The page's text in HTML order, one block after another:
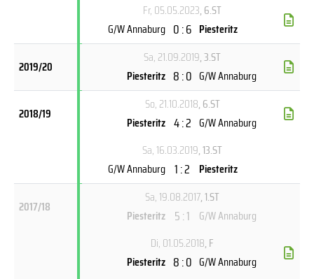
Fr, 05.05.2023, 6.ST
G/W Annaburg 0 : 6 Piesteritz
2019/20
Sa, 21.09.2019, 3.ST
Piesteritz 8 : 0 G/W Annaburg
2018/19
So, 21.10.2018, 6.ST
Piesteritz 4 : 2 G/W Annaburg
Sa, 16.03.2019, 13.ST
G/W Annaburg 1 : 2 Piesteritz
2017/18
Sa, 19.08.2017, 1.ST
Piesteritz 5 : 1 G/W Annaburg
Di, 01.05.2018, F
Piesteritz 8 : 0 G/W Annaburg